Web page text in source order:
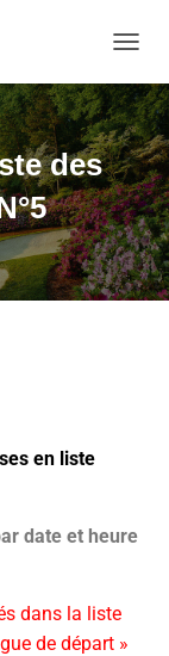
des
en liste
date et heure
dans la liste
de départ »